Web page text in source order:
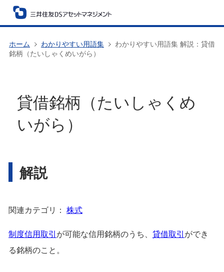
ホーム わかりやすい用語集
わかりやすい用語集 解説：貸借
銘柄（たいしゃくめいがら）
貸借銘柄（たいしゃくめ
いがら）
解説
関連カテゴリ： 株式
制度信用取引が可能な信用銘柄のうち、 貸借取引ができ
る銘柄のこと。